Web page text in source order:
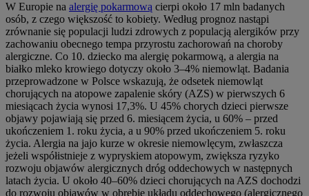
W Europie na alergię pokarmową cierpi około 17 mln badanych
osób, z czego większość to kobiety. Według prognoz nastąpi
zrównanie się populacji ludzi zdrowych z populacją alergików przy
zachowaniu obecnego tempa przyrostu zachorowań na choroby
alergiczne. Co 10. dziecko ma alergię pokarmową, a alergia na
białko mleko krowiego dotyczy około 3–4% niemowląt. Badania
przeprowadzone w Polsce wskazują, że odsetek niemowląt
chorujących na atopowe zapalenie skóry (AZS) w pierwszych 6
miesiącach życia wynosi 17,3%. U 45% chorych dzieci pierwsze
objawy pojawiają się przed 6. miesiącem życia, u 60% – przed
ukończeniem 1. roku życia, a u 90% przed ukończeniem 5. roku
życia. Alergia na jajo kurze w okresie niemowlęcym, zwłaszcza
jeżeli współistnieje z wypryskiem atopowym, zwiększa ryzyko
rozwoju objawów alergicznych dróg oddechowych w następnych
latach życia. U około 40–60% dzieci chorujących na AZS dochodzi
do rozwoju objawów w obrębie układu oddechowego (alergicznego